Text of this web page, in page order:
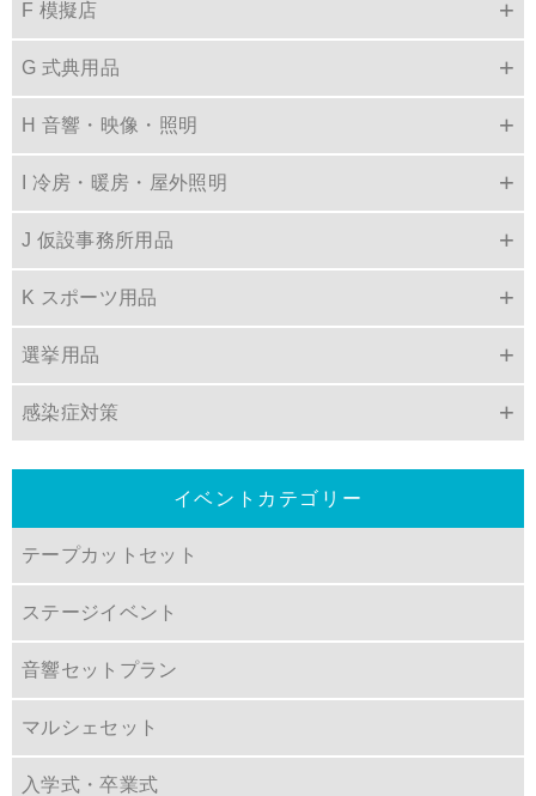
F 模擬店
G 式典用品
H 音響・映像・照明
I 冷房・暖房・屋外照明
J 仮設事務所用品
K スポーツ用品
選挙用品
感染症対策
イベントカテゴリー
テープカットセット
ステージイベント
音響セットプラン
マルシェセット
入学式・卒業式